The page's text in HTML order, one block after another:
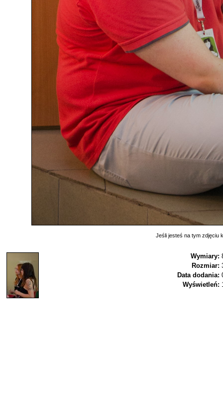
Jeśli jesteś na tym zdjęciu
Wymiary:
Rozmiar:
Data dodania:
Wyświetleń: